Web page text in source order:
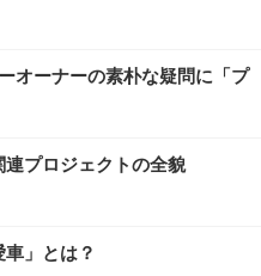
オーナーの素朴な疑問に「プ
プロジェクトの全貌
」とは？